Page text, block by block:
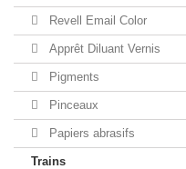
Revell Email Color
Apprêt Diluant Vernis
Pigments
Pinceaux
Papiers abrasifs
Trains